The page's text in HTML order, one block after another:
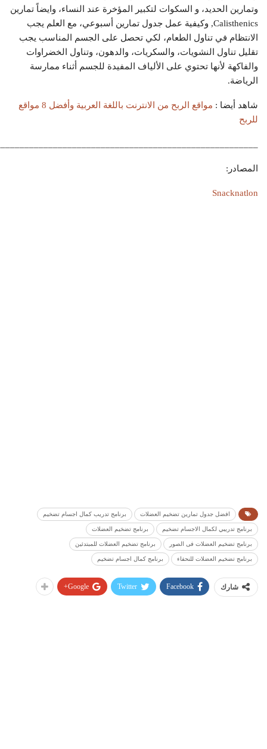
وتمارين الحديد، و السكوات لتكبير المؤخرة عند النساء، وايضاً تمارين
Calisthenics, وكيفية عمل جدول تمارين أسبوعي، مع العلم يجب
الانتظام في تناول الطعام، لكي تحصل على الجسم المناسب يجب
تقليل تناول النشويات، والسكريات، والدهون، وتناول الخضراوات
والفاكهة لأنها تحتوي على الألياف المفيدة للجسم أثناء ممارسة
الرياضة.
شاهد أيضا :
مواقع الربح من الانترنت باللغة العربية وأفضل 8 مواقع
للربح
المصادر:
Snacknatlon
افضل جدول تمارين تضخيم العضلات برنامج تدريب كمال اجسام تضخيم
برنامج تدريبي لكمال الاجسام تضخيم برنامج تضخيم العضلات
برنامج تضخيم العضلات فى الصور برنامج تضخيم العضلات للمبتدئين
برنامج تضخيم العضلات للنحفاء برنامج كمال اجسام تضخيم
شارك Facebook
Twitter
Google+